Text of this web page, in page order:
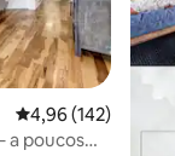
Classificação
4,96 (142)
a poucos